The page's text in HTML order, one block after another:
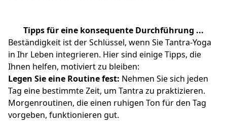
Tipps für eine konsequente Durchführung ...
Beständigkeit ist der Schlüssel, wenn Sie Tantra-Yoga
in Ihr Leben integrieren. Hier sind einige Tipps, die
Ihnen helfen, motiviert zu bleiben:
Legen Sie eine Routine fest: Nehmen Sie sich jeden
Tag eine bestimmte Zeit, um Tantra zu praktizieren.
Morgenroutinen, die einen ruhigen Ton für den Tag
vorgeben, funktionieren gut.